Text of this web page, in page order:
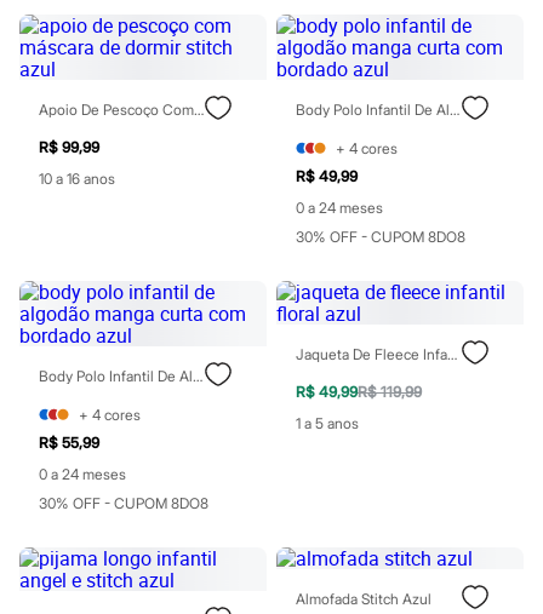
Calças
Casacos e Jaquetas
Jeans
Moda esportiva
Shorts e Saias
Vestidos
Masculino
Em alta
Dia dos Pais
Bermudas
Camisas
Calças
Camisetas e Regatas
Casacos e Jaquetas
Jeans
Polos
Acessórios
Bolsas e Mochilas
Chapéus e Bonés
Cintos
Carteiras
Relógios
Calçados
Apoio De Pescoço Com Máscara De Dormir Stitch Azul
R$ 99,99
10 a 16 anos
Body Polo Infantil De Algodão Manga Curta Com Bordado Azul
+ 4 cores
R$ 49,99
0 a 24 meses
30% OFF - CUPOM 8DO8
Body Polo Infantil De Algodão Manga Curta Com Bordado Azul
+ 4 cores
R$ 55,99
0 a 24 meses
30% OFF - CUPOM 8DO8
Jaqueta De Fleece Infantil Floral Azul
R$ 49,99R$ 119,99
1 a 5 anos
Almofada Stitch Azul